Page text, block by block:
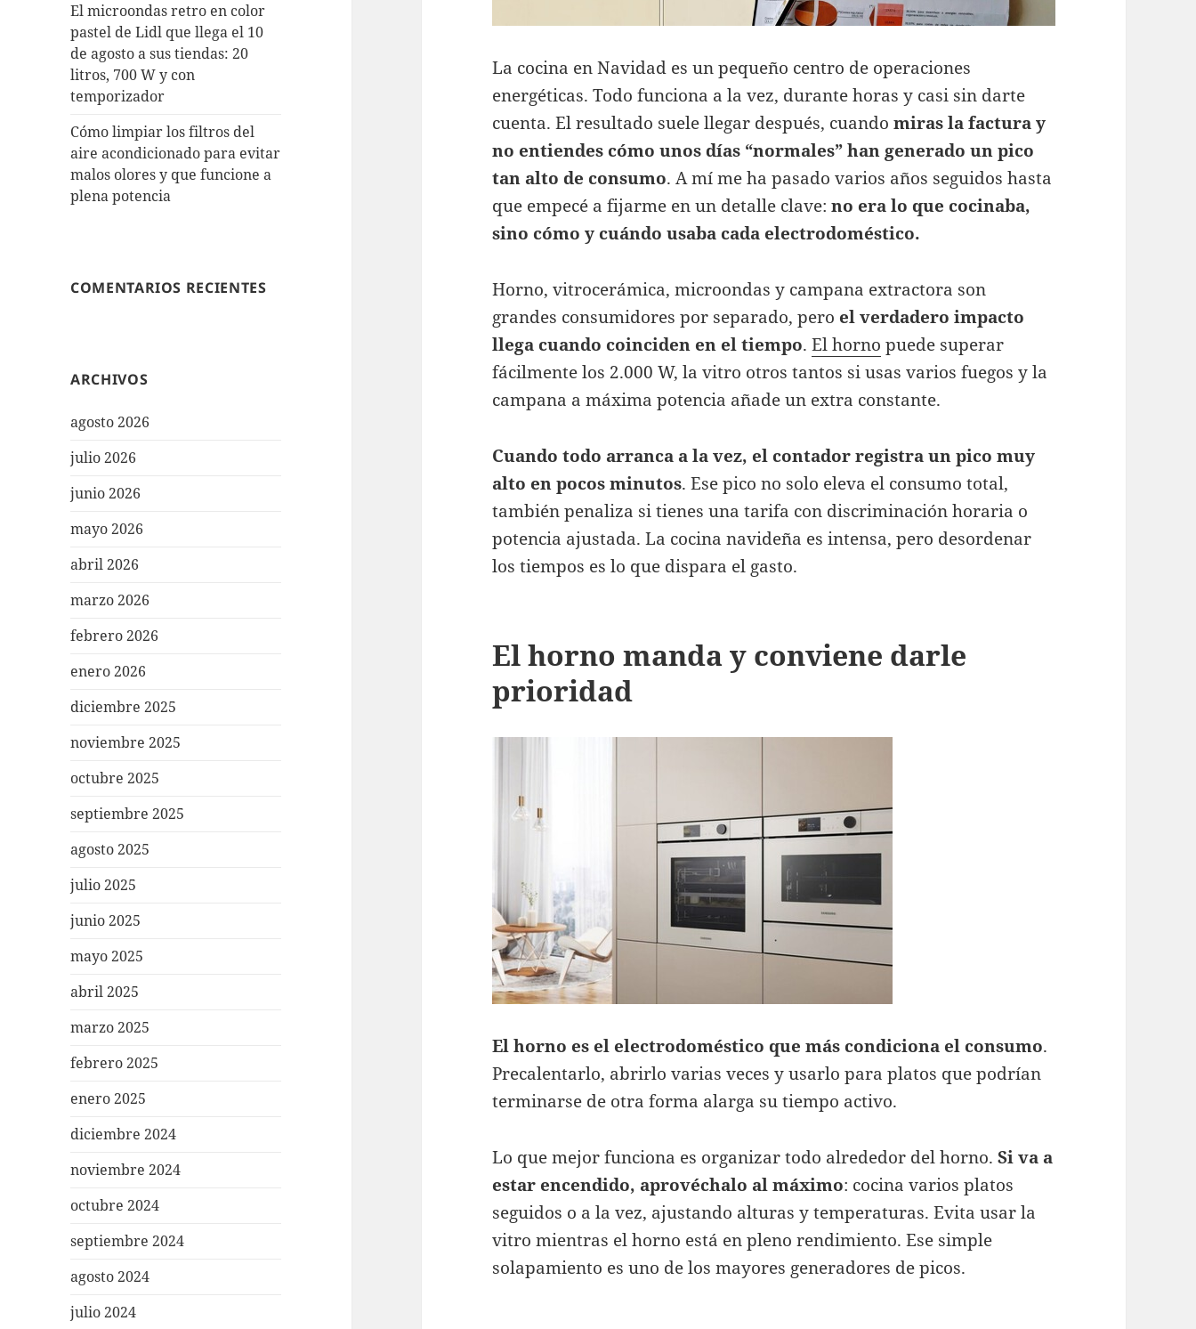
El microondas retro en color
pastel de Lidl que llega el 10
de agosto a sus tiendas: 20
litros, 700 W y con
temporizador
Cómo limpiar los filtros del
aire acondicionado para evitar
malos olores y que funcione a
plena potencia
COMENTARIOS RECIENTES
ARCHIVOS
agosto 2026
julio 2026
junio 2026
mayo 2026
abril 2026
marzo 2026
febrero 2026
enero 2026
diciembre 2025
noviembre 2025
octubre 2025
septiembre 2025
agosto 2025
julio 2025
junio 2025
mayo 2025
abril 2025
marzo 2025
febrero 2025
enero 2025
diciembre 2024
noviembre 2024
octubre 2024
septiembre 2024
agosto 2024
julio 2024
La cocina en Navidad es un pequeño centro de operaciones
energéticas. Todo funciona a la vez, durante horas y casi sin darte
cuenta. El resultado suele llegar después, cuandomiras la factura y
no entiendes cómo unos días “normales” han generado un pico
tan alto de consumo. A mí me ha pasado varios años seguidos hasta
que empecé a fijarme en un detalle clave:no era lo que cocinaba,
sino cómo y cuándo usaba cada electrodoméstico.
Horno, vitrocerámica, microondas y campana extractora son
grandes consumidores por separado, pero el verdadero impacto
llega cuando coinciden en el tiempo.El horno puede superar
fácilmente los 2.000 W, la vitro otros tantos si usas varios fuegos y la
campana a máxima potencia añade un extra constante.
Cuando todo arranca a la vez, el contador registra un pico muy
alto en pocos minutos. Ese pico no solo eleva el consumo total,
también penaliza si tienes una tarifa con discriminación horaria o
potencia ajustada. La cocina navideña es intensa, pero desordenar
los tiempos es lo que dispara el gasto.
El horno manda y conviene darle
prioridad
El horno es el electrodoméstico que más condiciona el consumo.
Precalentarlo, abrirlo varias veces y usarlo para platos que podrían
terminarse de otra forma alarga su tiempo activo.
Lo que mejor funciona es organizar todo alrededor del horno.Si va a
estar encendido, aprovéchalo al máximo: cocina varios platos
seguidos o a la vez, ajustando alturas y temperaturas. Evita usar la
vitro mientras el horno está en pleno rendimiento. Ese simple
solapamiento es uno de los mayores generadores de picos.